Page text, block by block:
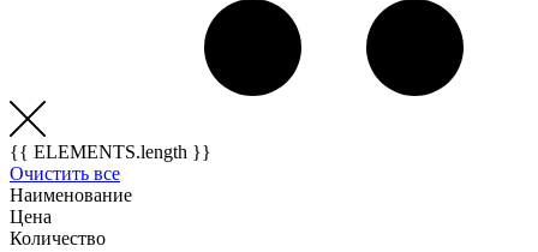
{{ ELEMENTS.length }}
Очистить все
Наименование
Цена
Количество